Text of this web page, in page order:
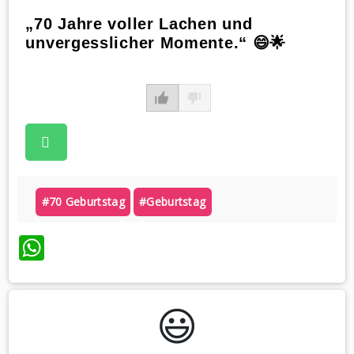
„70 Jahre voller Lachen und
unvergesslicher Momente.“ 😄🌟
#70 Geburtstag #geburtstag
WhatsApp
😃️